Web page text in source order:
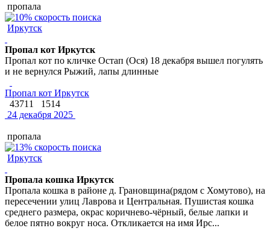
пропала
Иркутск
Пропал кот Иркутск
Пропал кот по кличке Остап (Ося) 18 декабря вышел погулять
и не вернулся Рыжий, лапы длинные
Пропал кот Иркутск
43711
1514
24 декабря 2025
пропала
Иркутск
Пропала кошка Иркутск
Пропала кошка в районе д. Грановщина(рядом с Хомутово), на
пересечении улиц Лаврова и Центральная. Пушистая кошка
среднего размера, окрас коричнево-чёрный, белые лапки и
белое пятно вокруг носа. Откликается на имя Ирс...